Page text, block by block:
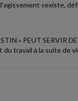
sexiste,
» PEUT SERVIR
travail à la suite de